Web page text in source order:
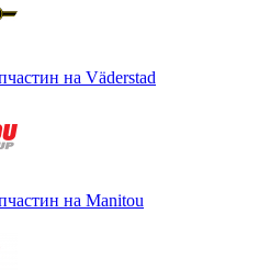
на Väderstad
на Маnitou